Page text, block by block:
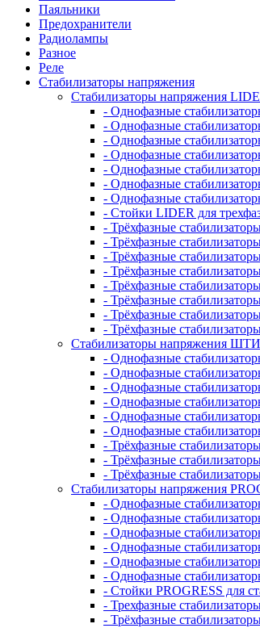
Паяльники
Предохранители
Радиолампы
Разное
Реле
Стабилизаторы напряжения
Стабилизаторы напряжения
- Однофазные
- Однофазные
- Однофазные
- Однофазные
- Однофазные
- Однофазные
- Однофазные
- Стойки LIDER для
- Трёхфазные
- Трёхфазные
- Трёхфазные
- Трёхфазные
- Трёхфазные
- Трёхфазные
- Трёхфазные
- Трёхфазные
Стабилизаторы напряжения
- Однофазные
- Однофазные
- Однофазные
- Однофазные
- Однофазные
- Однофазные
- Трёхфазные
- Трёхфазные
- Трёхфазные
Стабилизаторы напряжения
- Однофазные
- Однофазные
- Однофазные
- Однофазные
- Однофазные
- Однофазные
- Стойки PROGRESS для
- Трехфазные
- Трёхфазные